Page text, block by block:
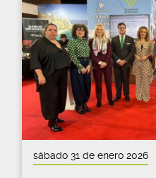
sábado 31 de enero 2026